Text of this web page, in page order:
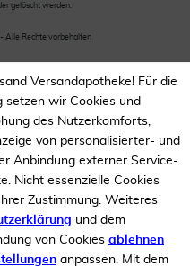
gelöscht werden.
Alle Rechte vorbehalten
Versandapotheke! Für die
setzen wir Cookies und
des Nutzerkomforts,
von personalisierter- und
Anbindung externer Service-
Nicht essenzielle Cookies
Zustimmung. Weiteres
und dem
von Cookies ablehnen
anpassen. Mit dem